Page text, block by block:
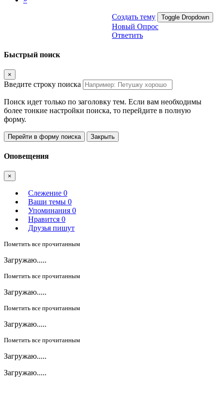
Создать тему Toggle Dropdown
Новый Опрос
Ответить
Быстрый поиск
×
Введите строку поиска
Поиск идет только по заголовку тем. Если вам необходимы
более тонкие настройки поиска, то перейдите в полную
форму.
Перейти в форму поиска Закрыть
Оповещения
×
Слежение 0
Ваши темы 0
Упоминания 0
Нравится 0
Друзья пишут
Пометить все прочитанным
Загружаю.....
Пометить все прочитанным
Загружаю.....
Пометить все прочитанным
Загружаю.....
Пометить все прочитанным
Загружаю.....
Загружаю.....